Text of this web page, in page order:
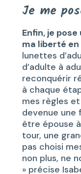
Je me
Enfin, je
ma liberté en
lunettes
d’adulte à
reconquérir
à chaque
mes règles
devenue une
être épouse
tour, une
pas choisi
non plus, ne
» précise